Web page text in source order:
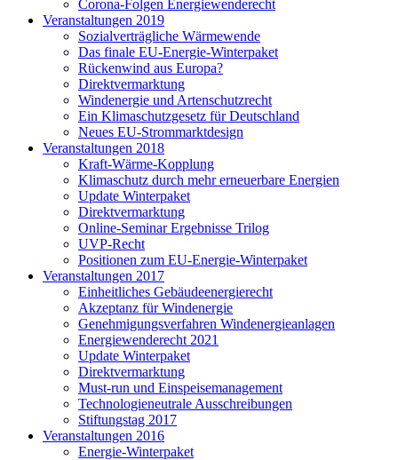
Corona-Folgen Energiewenderecht
Veranstaltungen 2019
Sozialverträgliche Wärmewende
Das finale EU-Energie-Winterpaket
Rückenwind aus Europa?
Direktvermarktung
Windenergie und Artenschutzrecht
Ein Klimaschutzgesetz für Deutschland
Neues EU-Strommarktdesign
Veranstaltungen 2018
Kraft-Wärme-Kopplung
Klimaschutz durch mehr erneuerbare Energien
Update Winterpaket
Direktvermarktung
Online-Seminar Ergebnisse Trilog
UVP-Recht
Positionen zum EU-Energie-Winterpaket
Veranstaltungen 2017
Einheitliches Gebäudeenergierecht
Akzeptanz für Windenergie
Genehmigungsverfahren Windenergieanlagen
Energiewenderecht 2021
Update Winterpaket
Direktvermarktung
Must-run und Einspeisemanagement
Technologieneutrale Ausschreibungen
Stiftungstag 2017
Veranstaltungen 2016
Energie-Winterpaket